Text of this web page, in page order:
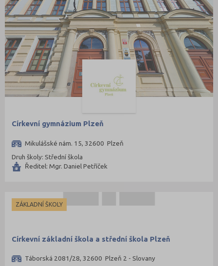
Církevní gymnázium Plzeň
Mikulášské nám. 15, 32600 Plzeň
Druh školy: Střední škola
Ředitel: Mgr. Daniel Petříček
ZÁKLADNÍ ŠKOLY
Církevní základní škola a střední škola Plzeň
Táborská 2081/28, 32600 Plzeň 2 - Slovany